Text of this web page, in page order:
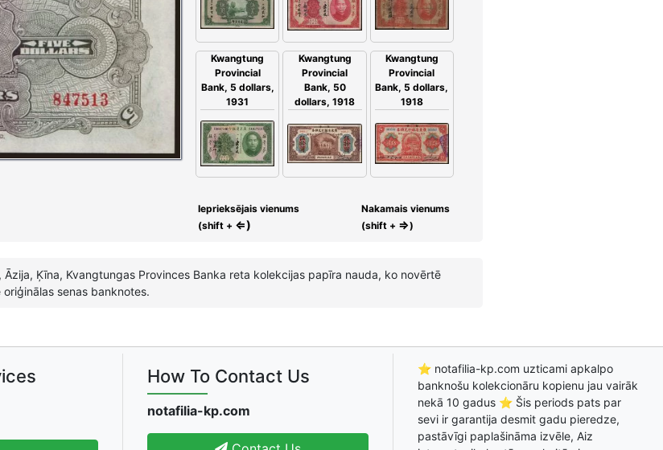
Kwangtung
Provincial
Bank, 5 dollars,
1931
Kwangtung
Provincial
Bank, 50
dollars, 1918
Kwangtung
Provincial
Bank, 5 dollars,
1918
Ieprieksējais vienums
(shift + ⇐)
Nakamais vienums
(shift + ⇒)
Ķīna, Kvangtungas Provinces Banka reta kolekcijas papīra nauda, ko novērtē
senas banknotes.
How To Contact Us
notafilia-kp.com
⭐ notafilia-kp.com uzticami apkalpo
banknošu kolekcionāru kopienu jau vairāk
nekā 10 gadus ⭐ Šis periods pats par
sevi ir garantija desmit gadu pieredze,
pastāvīgi paplašināma izvēle, Aiz